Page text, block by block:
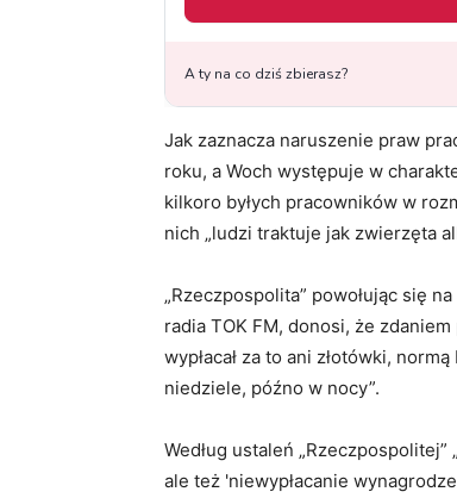
Jak zaznacza naruszenie praw
roku, a Woch występuje w
kilkoro byłych pracowników w
nich „ludzi traktuje jak zwierzęta
„Rzeczpospolita” powołując się
radia TOK FM, donosi, że
wypłacał za to ani złotówki,
niedziele, późno w nocy”.
Według ustaleń
ale też 'niewypłacanie